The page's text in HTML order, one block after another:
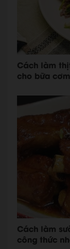
Cách làm
cho bữa cơm
Cách làm
công thức